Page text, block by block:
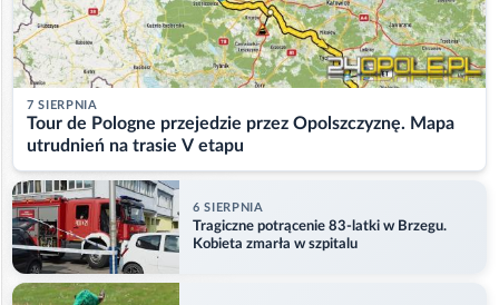
7 SIERPNIA
Tour de Pologne przejedzie przez Opolszczyznę. Mapa
utrudnień na trasie V etapu
6 SIERPNIA
Tragiczne potrącenie 83-latki w Brzegu.
Kobieta zmarła w szpitalu